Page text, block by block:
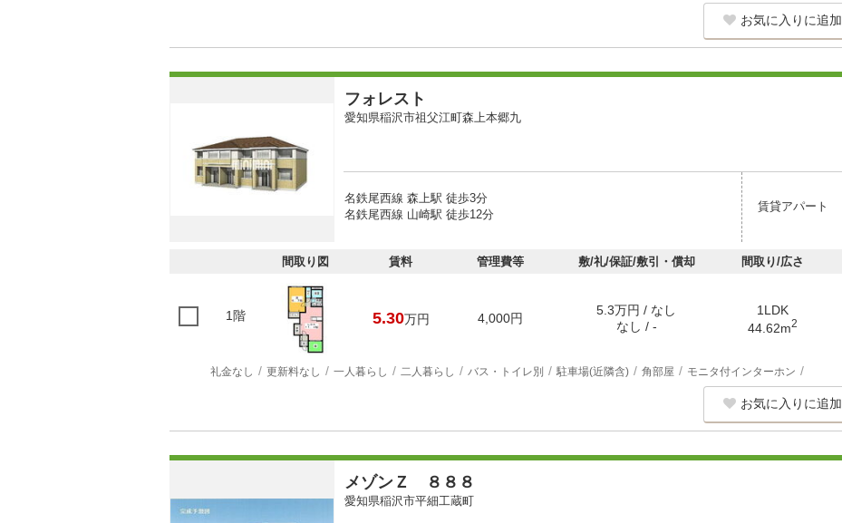
お気に入りに追加
フォレスト
愛知県稲沢市祖父江町森上本郷九
名鉄尾西線 森上駅 徒歩3分
名鉄尾西線 山崎駅 徒歩12分
賃貸アパート
間取り図 賃料 管理費等 敷/礼/保証/敷引・償却 間取り/広さ
1階 5.30万円 4,000円
5.3万円 / なし
なし / -
1LDK
44.62m2
礼金なし 更新料なし 一人暮らし 二人暮らし バス・トイレ別 駐車場(近隣含) 角部屋 モニタ付インターホン
お気に入りに追加
メゾンＺ ８８８
愛知県稲沢市平細工蔵町